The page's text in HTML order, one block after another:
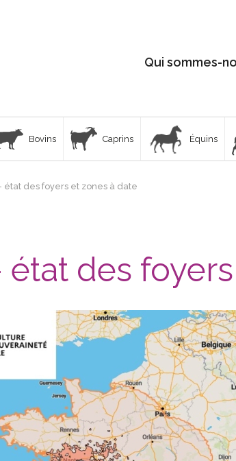
Qui sommes-
Bovins Caprins Équins
état des foyers et zones à date
état des